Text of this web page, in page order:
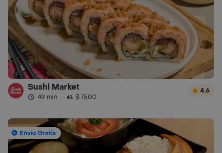
Sushi Market
49 min · $ 7500
4.6
Envío Gratis